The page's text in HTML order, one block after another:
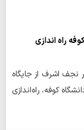
راه اندازی
نجف اشرف از جایگاه
کوفه، راه‌اندازي